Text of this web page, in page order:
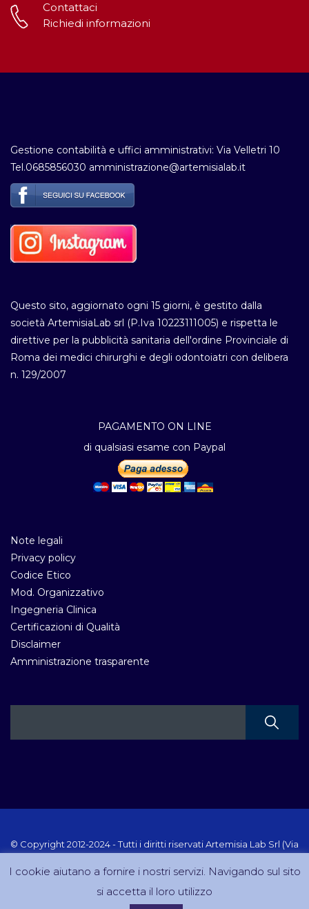
Contattaci
Richiedi informazioni
Gestione contabilità e uffici amministrativi: Via Velletri 10
Tel.0685856030 amministrazione@artemisialab.it
Questo sito, aggiornato ogni 15 giorni, è gestito dalla
società ArtemisiaLab srl (P.Iva 10223111005) e rispetta le
direttive per la pubblicità sanitaria dell'ordine Provinciale di
Roma dei medici chirurghi e degli odontoiatri con delibera
n. 129/2007
PAGAMENTO ON LINE
di qualsiasi esame con Paypal
Note legali
Privacy policy
Codice Etico
Mod. Organizzativo
Ingegneria Clinica
Certificazioni di Qualità
Disclaimer
Amministrazione trasparente
© Copyright 2012-2024 - Tutti i diritti riservati Artemisia Lab Srl (Via
DreamCom.it
I cookie aiutano a fornire i nostri servizi. Navigando sul sito
si accetta il loro utilizzo